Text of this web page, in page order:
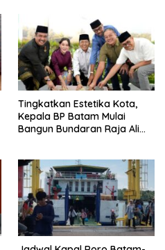
Tingkatkan Estetika Kota,
Kepala BP Batam Mulai
Bangun Bundaran Raja Ali